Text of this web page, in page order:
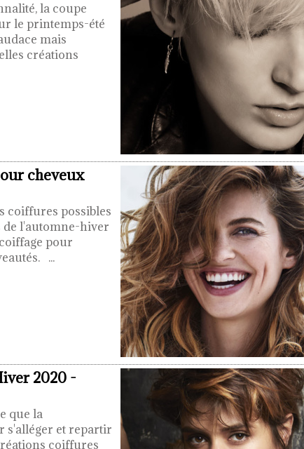
la coupe
le printemps-été
mais
créations
cheveux
coiffures possibles
de l'automne-hiver
pour
...
2020 -
que la
s'alléger et repartir
coiffures